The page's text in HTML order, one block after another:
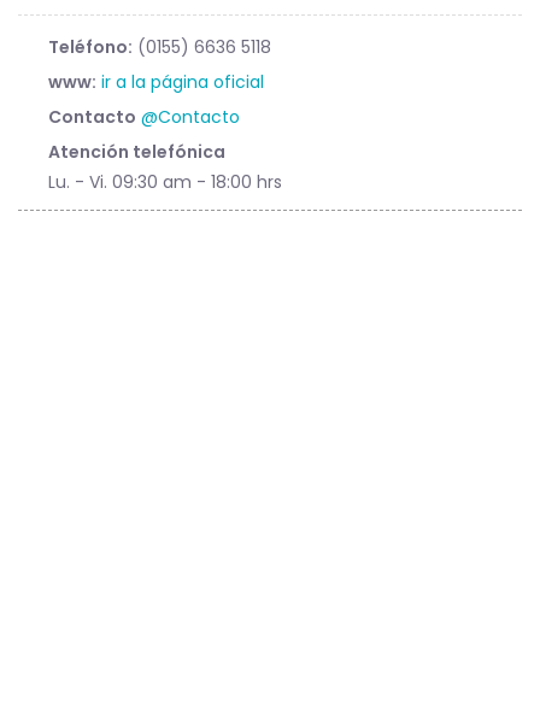
Teléfono: (0155) 6636 5118
www: ir a la página oficial
Contacto @Contacto
Atención telefónica
Lu. - Vi. 09:30 am - 18:00 hrs